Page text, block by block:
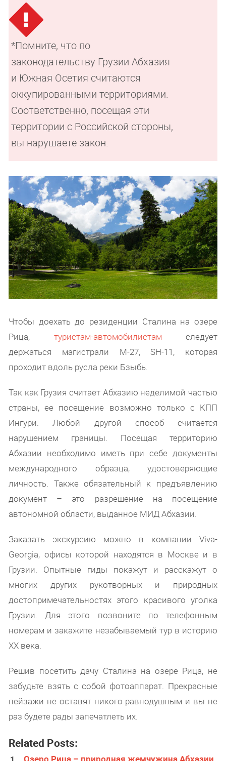
*Помните, что по
законодательству Грузии Абхазия
и Южная Осетия считаются
оккупированными территориями.
Соответственно, посещая эти
территории с Российской стороны,
вы нарушаете закон.
Чтобы доехать до резиденции Сталина на озере
Рица, туристам-автомобилистам следует
держаться магистрали М-27, SH-11, которая
проходит вдоль русла реки Бзыбь.
Так как Грузия считает Абхазию неделимой частью
страны, ее посещение возможно только с КПП
Ингури. Любой другой способ считается
нарушением границы. Посещая территорию
Абхазии необходимо иметь при себе документы
международного образца, удостоверяющие
личность. Также обязательный к предъявлению
документ – это разрешение на посещение
автономной области, выданное МИД Абхазии.
Заказать экскурсию можно в компании Viva-
Georgia, офисы которой находятся в Москве и в
Грузии. Опытные гиды покажут и расскажут о
многих других рукотворных и природных
достопримечательностях этого красивого уголка
Грузии. Для этого позвоните по телефонным
номерам и закажите незабываемый тур в историю
ХХ века.
Решив посетить дачу Сталина на озере Рица, не
забудьте взять с собой фотоаппарат. Прекрасные
пейзажи не оставят никого равнодушным и вы не
раз будете рады запечатлеть их.
Related Posts: